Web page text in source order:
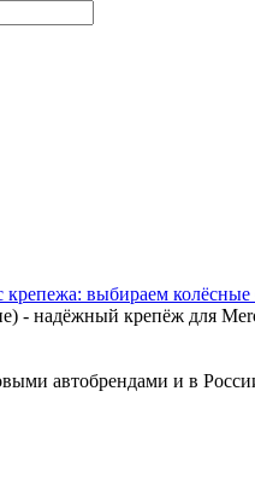
крепежа: выбираем
- надёжный крепёж для
автобрендами и в